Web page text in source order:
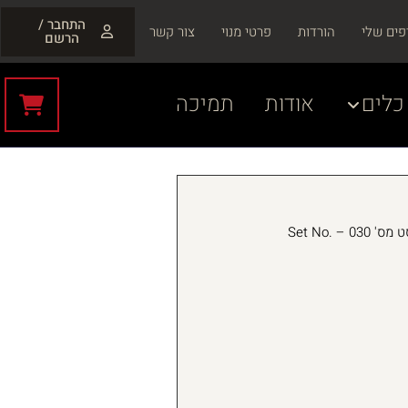
שלי הורדות פרטי מנוי צור קשר התחבר /
הרשם
אודות תמיכה
סט מס' 030 – Set No.